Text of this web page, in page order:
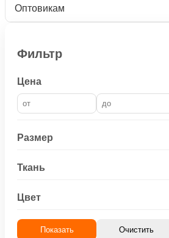
Оптовикам
Фильтр
Цена
Размер
Ткань
Цвет
Показать Очистить